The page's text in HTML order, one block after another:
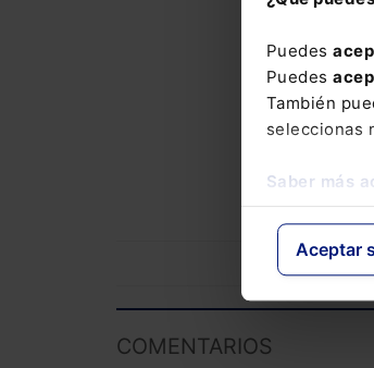
Puedes
Puedes
También
seleccionas
Saber más
Aceptar
COMENTARIOS